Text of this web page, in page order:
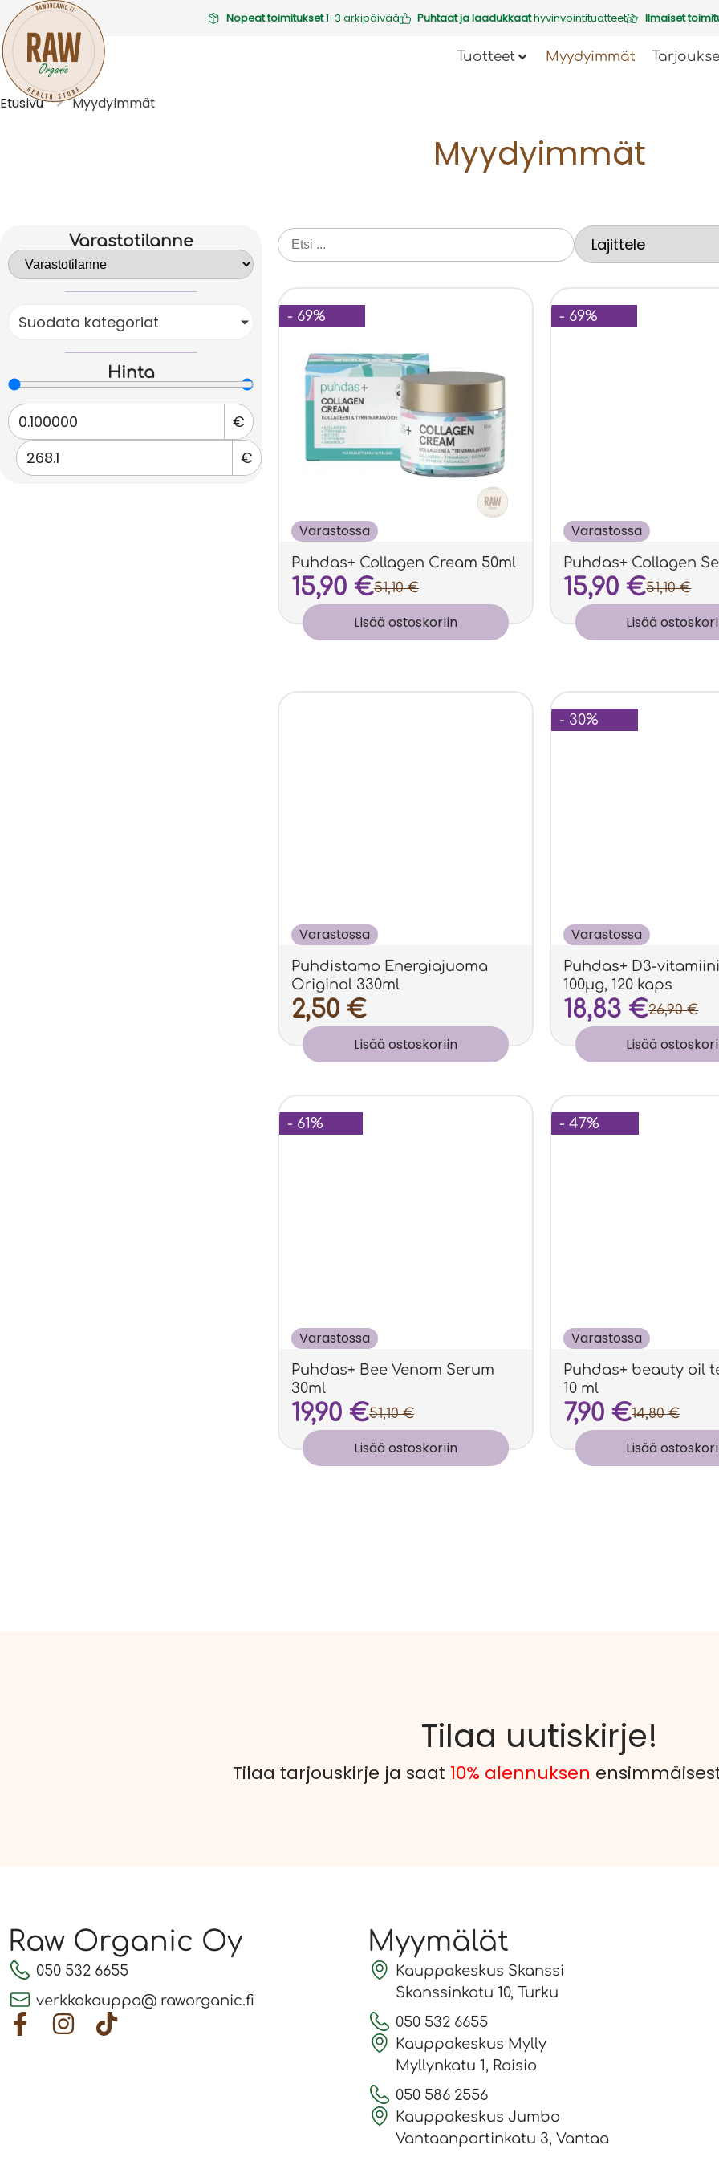
Nopeat toimitukset1-3 arkipäivää Puhtaat ja laadukkaathyvinvointituotteet Ilmaiset
Tuotteet Myydyimmät
Etusivu Myydyimmät
Myydyimmät
Varastotilanne
Suodata kategoriat
Hinta
€
€
- 69%
Varastossa
Puhdas+ Collagen Cream 50ml
51,10€
15,90 €
Lisää ostoskoriin
- 69%
Varastossa
Puhdas+ Collagen
51,10€
15,90€
Lisää
Varastossa
Puhdistamo Energiajuoma
Original 330ml
2,50 €
Lisää ostoskoriin
- 30%
Varastossa
Puhdas+ D3-
100µg, 120 kaps
26,90€
18,83€
Lisää
- 61%
Varastossa
Puhdas+ Bee Venom Serum
30ml
51,10€
19,90 €
Lisää ostoskoriin
- 47%
Varastossa
Puhdas+ beauty oil
10 ml
14,80€
7,90€
Lisää
Tilaa uutiskirje!
Tilaa tarjouskirje ja saat 10% alennuksen
Raw Organic Oy
050 532 6655
verkkokauppa@ raworganic.fi
Myymälät
Kauppakeskus Skanssi
Skanssinkatu 10, Turku
050 532 6655
Kauppakeskus Mylly
Myllynkatu 1, Raisio
050 586 2556
Kauppakeskus Jumbo
Vantaanportinkatu 3, Vantaa